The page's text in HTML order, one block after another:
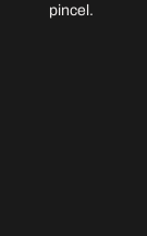
pincel.